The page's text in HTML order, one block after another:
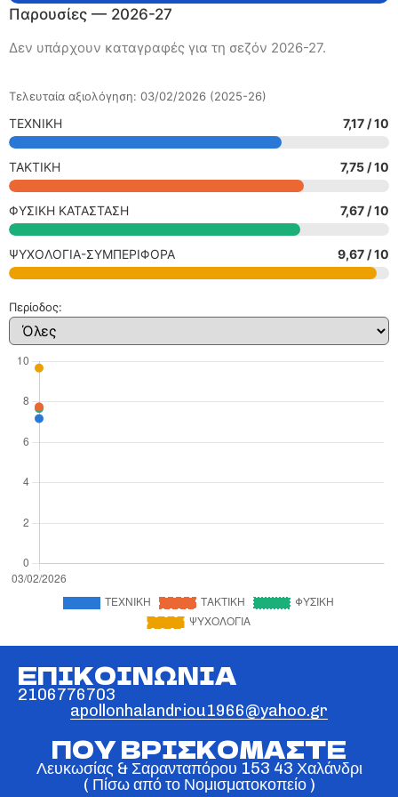
Παρουσίες — 2026-27
Δεν υπάρχουν καταγραφές για τη σεζόν 2026-27.
Τελευταία αξιολόγηση: 03/02/2026 (2025-26)
ΤΕΧΝΙΚΗ 7,17 / 10
ΤΑΚΤΙΚΗ 7,75 / 10
ΦΥΣΙΚΗ ΚΑΤΑΣΤΑΣΗ 7,67 / 10
ΨΥΧΟΛΟΓΙΑ-ΣΥΜΠΕΡΙΦΟΡΑ 9,67 / 10
Περίοδος:
ΕΠΙΚΟΙΝΩΝΙΑ
2106776703
apollonhalandriou1966@yahoo.gr
ΠΟΥ ΒΡΙΣΚΟΜΑΣΤΕ
Λευκωσίας & Σαρανταπόρου 153 43 Χαλάνδρι
( Πίσω από το Νομισματοκοπείο )